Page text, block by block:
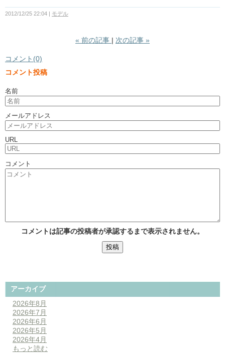
2012/12/25 22:04 モデル
« 前の記事 次の記事 »
コメント(0)
コメント投稿
名前
メールアドレス
URL
コメント
コメントは記事の投稿者が承認するまで表示されません。
アーカイブ
2026年8月
2026年7月
2026年6月
2026年5月
2026年4月
もっと読む